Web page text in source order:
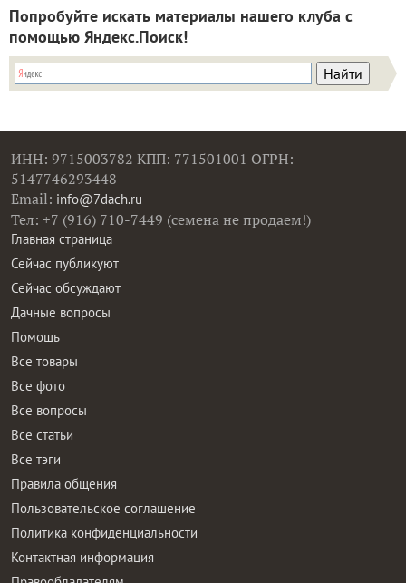
Попробуйте искать материалы нашего клуба с
помощью Яндекс.Поиск!
ИНН: 9715003782 КПП: 771501001 ОГРН:
5147746293448
Email: info@7dach.ru
Тел: +7 (916) 710-7449 (семена не продаем!)
Главная страница
Сейчас публикуют
Сейчас обсуждают
Дачные вопросы
Помощь
Все товары
Все фото
Все вопросы
Все статьи
Все тэги
Правила общения
Пользовательское соглашение
Политика конфиденциальности
Контактная информация